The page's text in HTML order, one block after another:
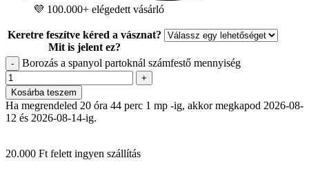
💜 100.000+ elégedett vásárló
Keretre feszítve kéred a vásznat?
Mit is jelent ez?
- Borozás a spanyol partoknál számfestő mennyiség
+
Kosárba teszem
Ha megrendeled 20 óra 44 perc -ig, akkor megkapod 2026-08-12 és
2026-08-14-ig.
20.000 Ft felett ingyen szállítás